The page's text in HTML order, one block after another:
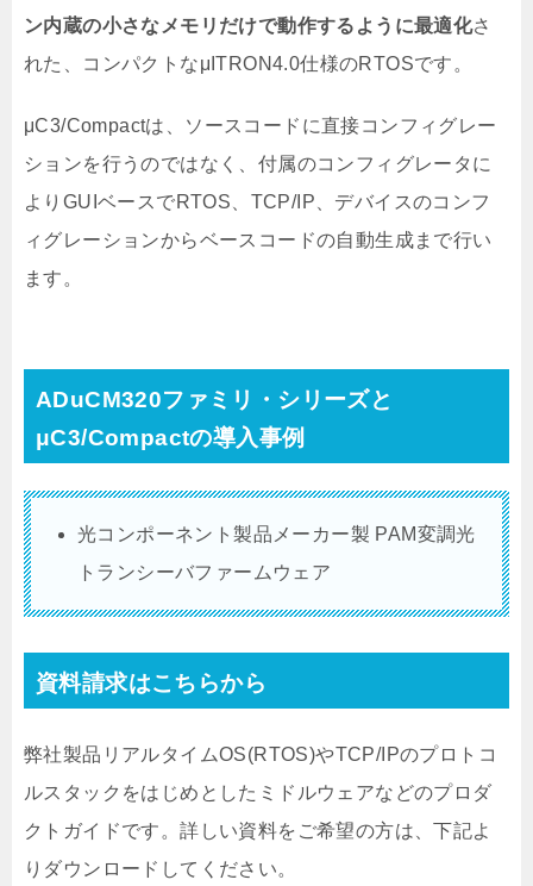
ン内蔵の小さなメモリだけで動作するように最適化さ
れた、コンパクトなμITRON4.0仕様のRTOSです。
μC3/Compactは、ソースコードに直接コンフィグレー
ションを行うのではなく、付属のコンフィグレータに
よりGUIベースでRTOS、TCP/IP、デバイスのコンフ
ィグレーションからベースコードの自動生成まで行い
ます。
ADuCM320ファミリ・シリーズと
μC3/Compactの導入事例
光コンポーネント製品メーカー製 PAM変調光
トランシーバファームウェア
資料請求はこちらから
弊社製品リアルタイムOS(RTOS)やTCP/IPのプロトコ
ルスタックをはじめとしたミドルウェアなどのプロダ
クトガイドです。詳しい資料をご希望の方は、下記よ
りダウンロードしてください。